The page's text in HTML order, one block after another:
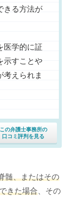
この弁護士事務所の
口コミ評判を見る
きる方法が
医学的に証
示すことや
考えられま
髄、またはその
きた場合 、その